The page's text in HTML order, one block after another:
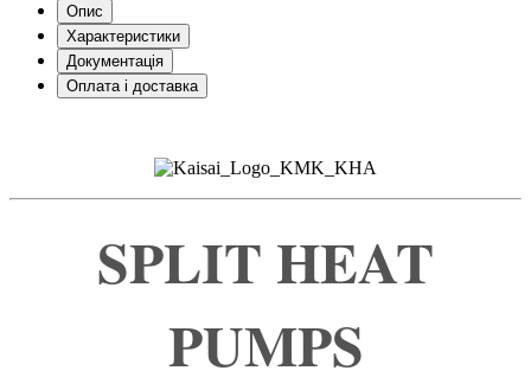
Опис
Характеристики
Документація
Оплата і доставка
SPLIT HEAT
PUMPS